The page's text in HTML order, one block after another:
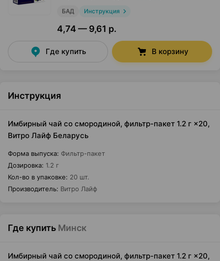
БАД Инструкция
4,74 — 9,61 р.
Где купить В корзину
Инструкция
Имбирный чай со смородиной, фильтр-пакет 1.2 г ×20,
Витро Лайф Беларусь
Форма выпуска: Фильтр-пакет
Дозировка: 1.2 г
Кол-во в упаковке: 20 шт.
Производитель: Витро Лайф
Где купить Минск
Имбирный чай со смородиной, фильтр-пакет 1.2 г ×20,